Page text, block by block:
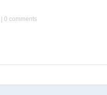
0 comments